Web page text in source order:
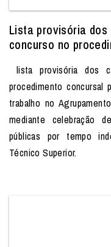
Lista provisória
concurso no
lista provisória dos
procedimento concursal
trabalho no
mediante celebração
públicas por tempo
Técnico Superior.